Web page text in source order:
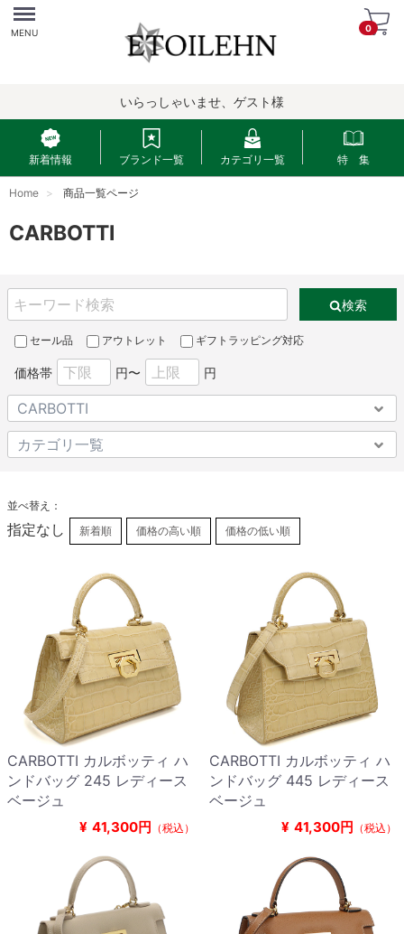
Menu
MENU 0
いらっしゃいませ、ゲスト様
新着情報 ブランド一覧 カテゴリ一覧 特 集
Home 商品一覧ページ
CARBOTTI
検索
セール品 アウトレット ギフトラッピング対応
価格帯 円〜 円
並べ替え：
指定なし 新着順 価格の高い順 価格の低い順
CARBOTTI カルボッティ ハ
ンドバッグ 245 レディース
ベージュ
¥ 41,300円 （税込）
CARBOTTI カルボッティ ハ
ンドバッグ 445 レディース
ベージュ
¥ 41,300円 （税込）